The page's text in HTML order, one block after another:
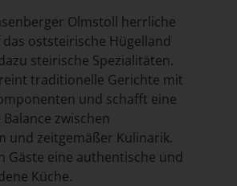
Olmstoll herrliche
oststeirische Hügelland
steirische Spezialitäten.
traditionelle Gerichte mit
und schafft eine
zwischen
und zeitgemäßer Kulinarik.
Gäste eine authentische und
Küche.